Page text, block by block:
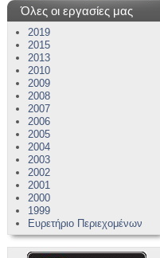
Όλες οι εργασίες μας
2019
2015
2013
2010
2009
2008
2007
2006
2005
2004
2003
2002
2001
2000
1999
Ευρετήριο Περιεχομένων